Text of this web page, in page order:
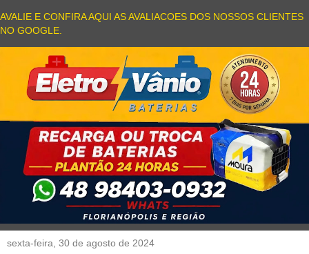
AVALIE E CONFIRA AQUI AS AVALIACOES DOS NOSSOS CLIENTES
NO GOOGLE.
sexta-feira, 30 de agosto de 2024